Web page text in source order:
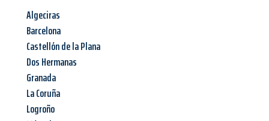
Algeciras
Barcelona
Castellón de la Plana
Dos Hermanas
Granada
La Coruña
Logroño